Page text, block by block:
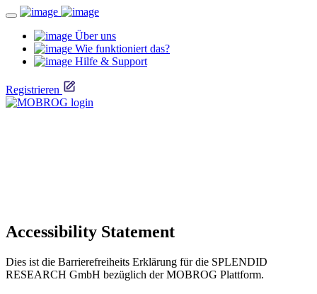
Über uns
Wie funktioniert das?
Hilfe & Support
Registrieren
Accessibility Statement
Dies ist die Barrierefreiheits Erklärung für die SPLENDID
RESEARCH GmbH bezüglich der MOBROG Plattform.